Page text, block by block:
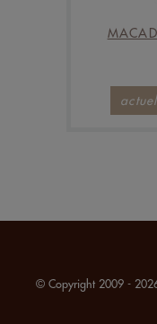
© Copyright 2009 -